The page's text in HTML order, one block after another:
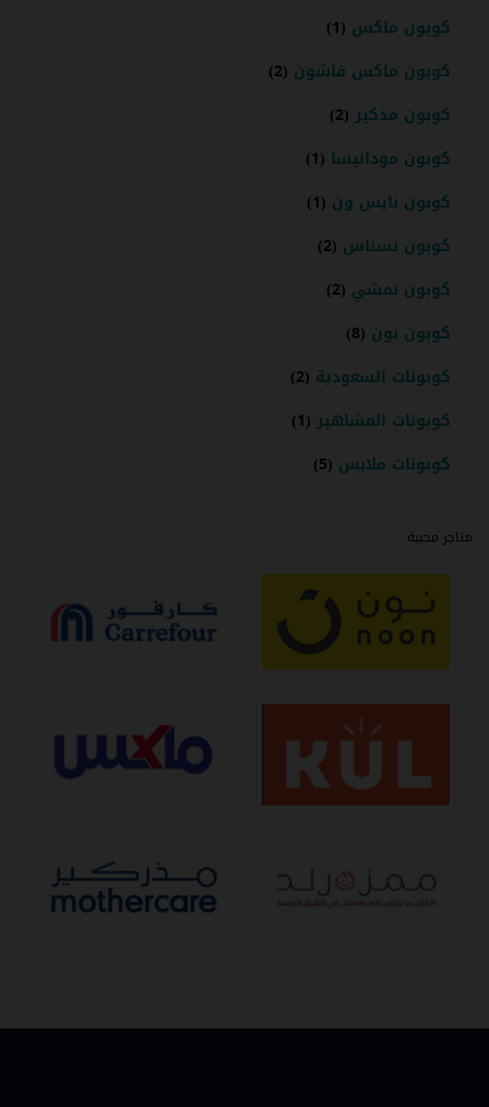
كوبون ماكس (1)
كوبون ماكس فاشون (2)
كوبون مذكير (2)
كوبون مودانيسا (1)
كوبون نايس ون (1)
كوبون نسناس (2)
كوبون نمشي (2)
كوبون نون (8)
كوبونات السعودية (2)
كوبونات المشاهير (1)
كوبونات ملابس (5)
متاجر محببة